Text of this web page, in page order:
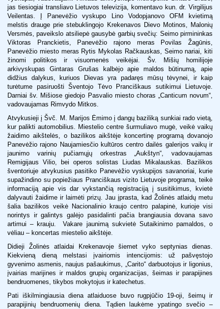
jas tiesiogiai transliavo Lietuvos televizija, komentavo kun. dr. Virgilijus
Veilentas. Į Panevėžio vyskupo Lino Vodopjanovo OFM kvietimą
melstis drauge prie stebuklingojo Krekenavos Dievo Motinos, Malonių
Versmės, paveikslo atsiliepė gausybė garbių svečių: Seimo pirmininkas
Viktoras Pranckietis, Panevėžio rajono meras Povilas Žagūnis,
Panevėžio miesto meras Rytis Mykolas Račkauskas, Seimo nariai, kiti
žinomi politikos ir visuomenės veikėjai. Šv. Mišių homilijoje
arkivyskupas Gintaras Grušas kalbėjo apie maldos būtinumą, apie
didžius dalykus, kuriuos Dievas yra padaręs mūsų tėvynei, ir kaip
turėtume pasiruošti Šventojo Tėvo Pranciškaus sutikimui Lietuvoje.
Darniai šv. Mišiose giedojo Pasvalio miesto choras „Canticum novum“,
vadovaujamas Rimvydo Mitkos.
Atvykusieji į Švč. M. Marijos Ėmimo į dangų baziliką sunkiai rado vietą,
kur palikti automobilius. Miestelio centre šurmuliavo mugė, veikė vaikų
žaidimo aikštelės, o bazilikos aikštėje koncertinę programą dovanojo
Panevėžio rajono Naujamiesčio kultūros centro dailės galerijos vaikų ir
jaunimo varinių pučiamųjų orkestras „Aukštyn“, vadovaujamas
Remigijaus Vilio, bei operos solistas Liudas Mikalauskas. Bazilikos
šventoriuje atvykusius pasitiko Panevėžio vyskupijos savanoriai, kurie
supažindino su popiežiaus Pranciškaus vizito Lietuvoje programa, teikė
informaciją apie vis dar vykstančią registraciją į susitikimus, kvietė
dalyvauti žaidime ir laimėti prizų. Jau įprasta, kad Žolinės atlaidų metu
šalia bazilikos veikė Nacionalinio kraujo centro palapinė, kurioje visi
norintys ir galintys galėjo pasidalinti pačia brangiausia dovana savo
artimui – krauju. Vakare jaunimą sukvietė Sutaikinimo pamaldos, o
vėliau – koncertas miestelio aikštėje.
Didieji Žolinės atlaidai Krekenavoje šiemet vyko septynias dienas.
Kiekvieną dieną melstasi įvairiomis intencijomis: už pašvęstojo
gyvenimo asmenis, naujus pašaukimus, „Carito“ darbuotojus ir ligonius,
įvairias marijines ir maldos grupių organizacijas, šeimas ir parapijines
bendruomenes, tikybos mokytojus ir katechetus.
Pati iškilmingiausia diena atlaiduose buvo rugpjūčio 19-oji, šeimų ir
parapijinių bendruomenių diena. Tądien laukėme ypatingo svečio –